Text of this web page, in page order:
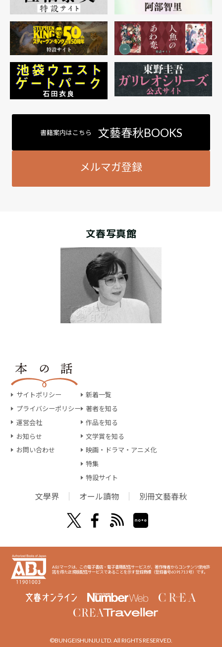
書籍案内はこちら 文藝春秋BOOKS
メルマガ登録
文春写真館
サイトポリシー
プライバシーポリシー
運営会社
お知らせ
お問い合わせ
新着一覧
著者を知る
作品を知る
文学賞を知る
映画・ドラマ・アニメ化
特集
特設サイト
文學界 オール讀物 別冊文藝春秋
ABJマークは、この電子書店・電子書籍配信サービスが、著作権者からコンテンツ使用許
諾を得た正規版配信サービスであることを示す登録商標（登録番号6091713号）です。
©BUNGEISHUNJU LTD. All RIGHTS RESERVED.